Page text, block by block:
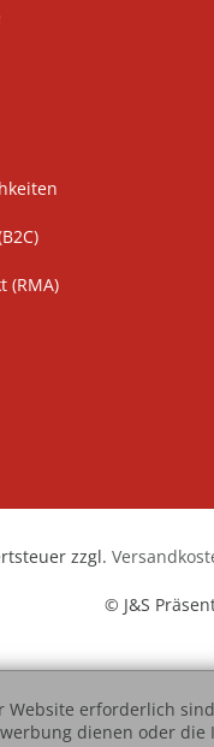
(RMA)
zzgl.
© J&S
erforderlich
dienen oder